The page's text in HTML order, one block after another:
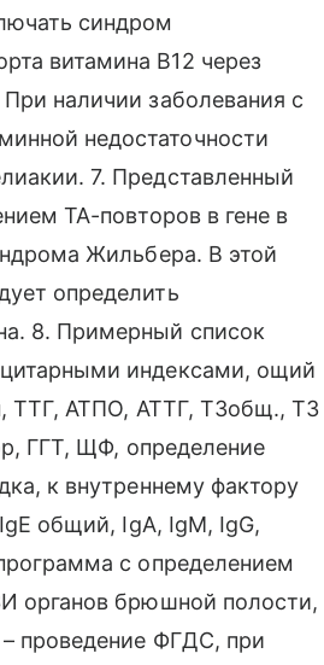
синдром
витамина В12 через
наличии заболевания с
недостаточности
7. Представленный
ТА-повторов в гене в
Жильбера. В этой
определить
8. Примерный список
индексами, ощий
ТТГ, АТПО, АТТГ, Т3общ., Т3
ГГТ, ЩФ, определение
к внутреннему фактору
IgЕ общий, IgА, IgМ, IgG,
с определением
органов брюшной полости,
проведение ФГДС, при